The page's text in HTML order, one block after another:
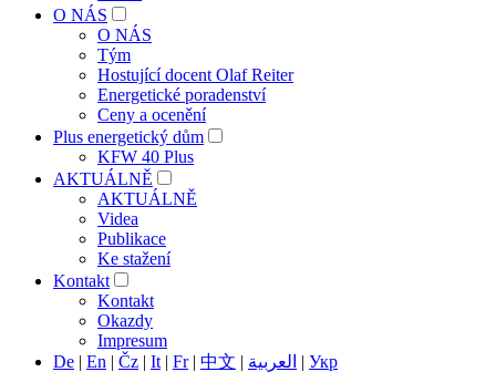
O NÁS
O NÁS
Tým
Hostující docent Olaf Reiter
Energetické poradenství
Ceny a ocenění
Plus energetický dům
KFW 40 Plus
AKTUÁLNĚ
AKTUÁLNĚ
Videa
Publikace
Ke stažení
Kontakt
Kontakt
Okazdy
Impresum
De | En | Čz | It | Fr| 中文 | العربية | Укр